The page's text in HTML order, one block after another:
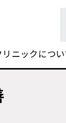
リニックについ